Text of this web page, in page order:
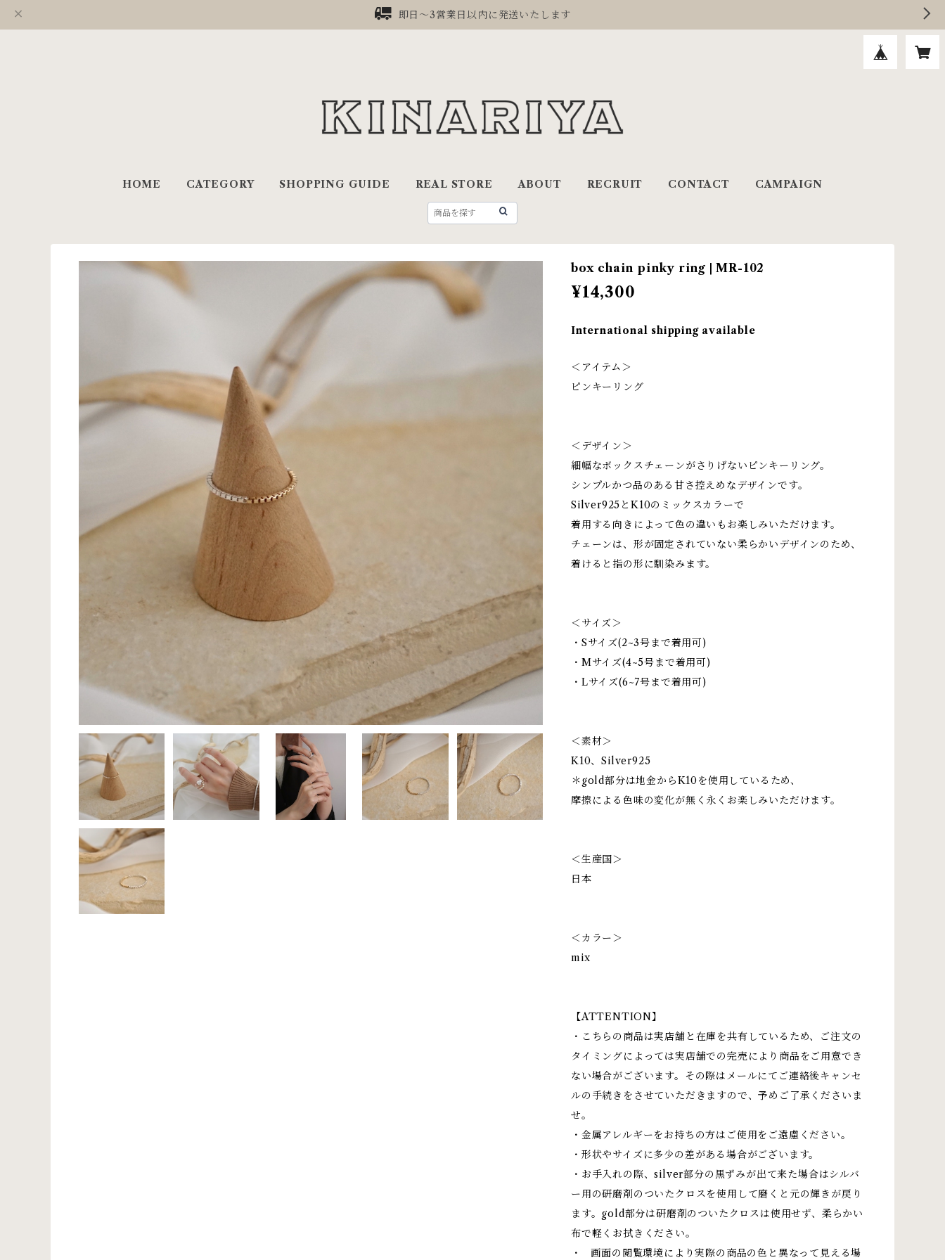
即日〜3営業日以内に発送いたします
HOME CATEGORY SHOPPING GUIDE REAL STORE ABOUT RECRUIT CONTACT CAMPAIGN
box chain pinky ring | MR-102
¥14,300
International shipping available
＜アイテム＞
ピンキーリング
＜デザイン＞
細幅なボックスチェーンがさりげないピンキーリング。
シンプルかつ品のある甘さ控えめなデザインです。
Silver925とK10のミックスカラーで
着用する向きによって色の違いもお楽しみいただけます。
チェーンは、形が固定されていない柔らかいデザインのため、
着けると指の形に馴染みます。
＜サイズ＞
・Sサイズ(2~3号まで着用可)
・Mサイズ(4~5号まで着用可)
・Lサイズ(6~7号まで着用可)
＜素材＞
K10、Silver925
＊gold部分は地金からK10を使用しているため、
摩擦による色味の変化が無く永くお楽しみいただけます。
＜生産国＞
日本
＜カラー＞
mix
【ATTENTION】
・こちらの商品は実店舗と在庫を共有しているため、ご注文の
タイミングによっては実店舗での完売により商品をご用意でき
ない場合がございます。その際はメールにてご連絡後キャンセ
ルの手続きをさせていただきますので、予めご了承くださいま
せ。
・金属アレルギーをお持ちの方はご使用をご遠慮ください。
・形状やサイズに多少の差がある場合がございます。
・お手入れの際、silver部分の黒ずみが出て来た場合はシルバ
ー用の研磨剤のついたクロスを使用して磨くと元の輝きが戻り
ます。gold部分は研磨剤のついたクロスは使用せず、柔らかい
布で軽くお拭きください。
・ 画面の閲覧環境により実際の商品の色と異なって見える場